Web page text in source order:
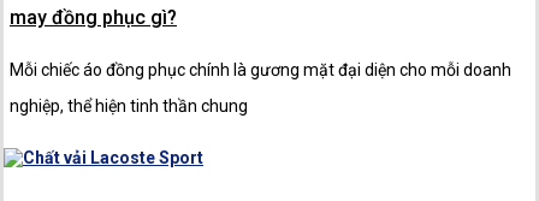
Email: cskh@fennik.vn
Website: fennik.vn
may đồng phục gì?
Mỗi chiếc áo đồng phục chính là gương mặt đại diện cho mỗi doanh
nghiệp, thể hiện tinh thần chung